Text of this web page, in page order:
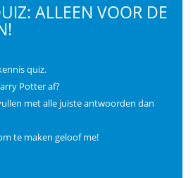
ALLEEN VOOR DE
quiz.
Potter af?
met alle juiste antwoorden dan
te maken geloof me!